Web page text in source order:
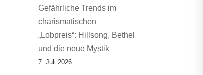
Gefährliche Trends im
charismatischen
„Lobpreis“: Hillsong, Bethel
und die neue Mystik
7. Juli 2026